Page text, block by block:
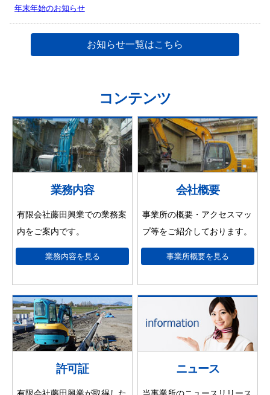
年末年始のお知らせ
お知らせ一覧はこちら
コンテンツ
業務内容
有限会社藤田興業での業務案
内をご案内です。
業務内容を見る
会社概要
事業所の概要・アクセスマッ
プ等をご紹介しております。
事業所概要を見る
許可証
有限会社藤田興業が取得した
ニュース
当事業所のニュースリリース